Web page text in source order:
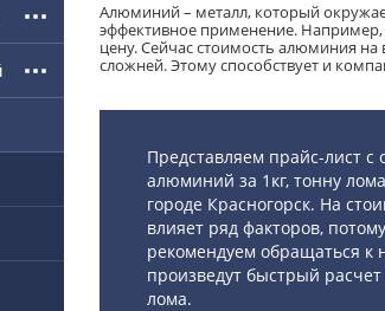
Алюминий – металл, который
эффективное применение.
цену. Сейчас стоимость алюминия на
сложней. Этому способствует и
Представляем прайс-лист
алюминий за 1кг, тонну
городе Красногорск. На
влияет ряд факторов,
рекомендуем обращаться
произведут быстрый
лома.